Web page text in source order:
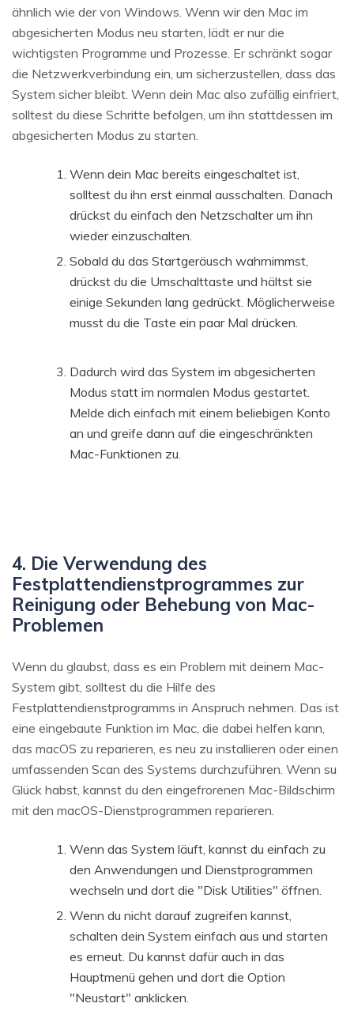
ähnlich wie der von Windows. Wenn wir den Mac im
abgesicherten Modus neu starten, lädt er nur die
wichtigsten Programme und Prozesse. Er schränkt sogar
die Netzwerkverbindung ein, um sicherzustellen, dass das
System sicher bleibt. Wenn dein Mac also zufällig einfriert,
solltest du diese Schritte befolgen, um ihn stattdessen im
abgesicherten Modus zu starten.
Wenn dein Mac bereits eingeschaltet ist,
solltest du ihn erst einmal ausschalten. Danach
drückst du einfach den Netzschalter um ihn
wieder einzuschalten.
Sobald du das Startgeräusch wahrnimmst,
drückst du die Umschalttaste und hältst sie
einige Sekunden lang gedrückt. Möglicherweise
musst du die Taste ein paar Mal drücken.
Dadurch wird das System im abgesicherten
Modus statt im normalen Modus gestartet.
Melde dich einfach mit einem beliebigen Konto
an und greife dann auf die eingeschränkten
Mac-Funktionen zu.
4. Die Verwendung des
Festplattendienstprogrammes zur
Reinigung oder Behebung von Mac-
Problemen
Wenn du glaubst, dass es ein Problem mit deinem Mac-
System gibt, solltest du die Hilfe des
Festplattendienstprogramms in Anspruch nehmen. Das ist
eine eingebaute Funktion im Mac, die dabei helfen kann,
das macOS zu reparieren, es neu zu installieren oder einen
umfassenden Scan des Systems durchzuführen. Wenn su
Glück habst, kannst du den eingefrorenen Mac-Bildschirm
mit den macOS-Dienstprogrammen reparieren.
Wenn das System läuft, kannst du einfach zu
den Anwendungen und Dienstprogrammen
wechseln und dort die "Disk Utilities" öffnen.
Wenn du nicht darauf zugreifen kannst,
schalten dein System einfach aus und starten
es erneut. Du kannst dafür auch in das
Hauptmenü gehen und dort die Option
"Neustart" anklicken.